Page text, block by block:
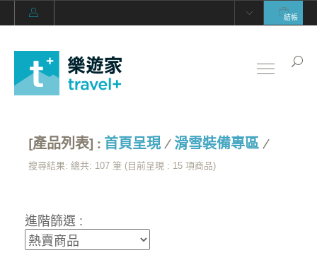
結帳
[產品列表] : 首頁呈現 / 滑雪裝備專區 /
搜尋結果: 總共: 107 筆 (目前呈現 : 15 項商品)
進階篩選 :